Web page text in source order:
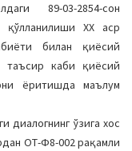
89-03-2854-сон
қўлланилиши XX аср
билан қиёсий
таъсир каби қиёсий
ёритишда маълум
диалогнинг ўзига хос
ОТ-Ф8-002 рақамли